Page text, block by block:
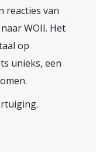
reacties van
WOII. Het
op
unieks, een